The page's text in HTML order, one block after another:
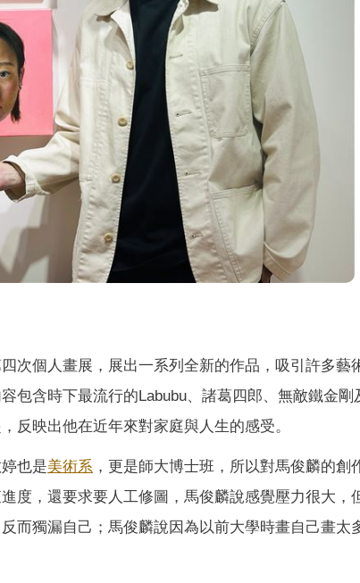
四次個人畫展，展出一系列全新的作品，吸引許多藝
包含時下最流行的Labubu、諸葛四郎、無敵鐵金剛
反映出他在近年來對家庭與人生的感受。
也是美術系 ，更是師大博士班，所以對馬俊麟的創
度，還要求要人工修圖，馬俊麟說感覺壓力很大，
而獨漏自己；馬俊麟說因為以前大學時畫自己畫太